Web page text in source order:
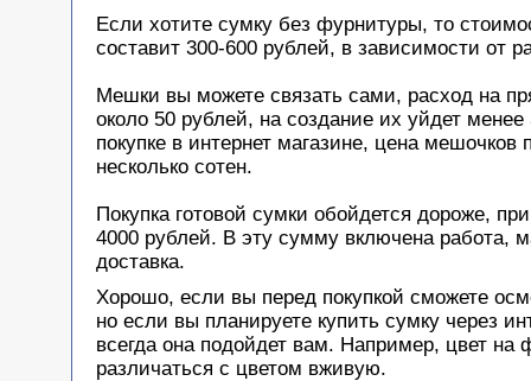
Если хотите сумку без фурнитуры, то
составит 300-600 рублей, в зависимости от
Мешки вы можете связать сами, расход на
около 50 рублей, на создание их уйдет
покупке в интернет магазине, цена мешочков
несколько сотен.
Покупка готовой сумки обойдется дороже,
4000 рублей. В эту сумму включена работа,
доставка.
Хорошо, если вы перед покупкой сможете
но если вы планируете купить сумку через
всегда она подойдет вам. Например, цвет на
различаться с цветом вживую.